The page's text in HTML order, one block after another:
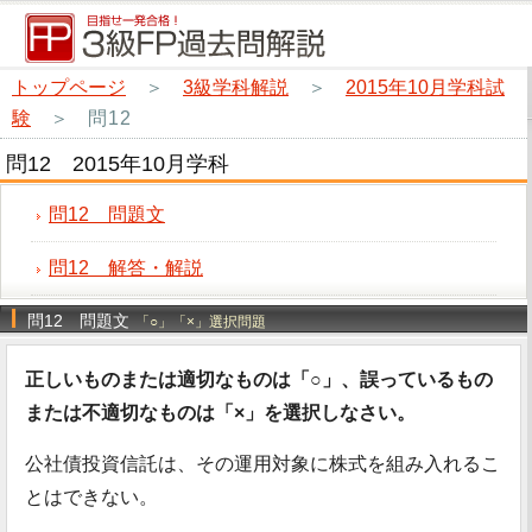
トップページ ＞ 3級学科解説 ＞ 2015年10月学科試
験 ＞ 問12
問12 2015年10月学科
問12 問題文
問12 解答・解説
問12 問題文 「○」「×」選択問題
正しいものまたは適切なものは「○」、誤っているもの
または不適切なものは「×」を選択しなさい。
公社債投資信託は、その運用対象に株式を組み入れるこ
とはできない。